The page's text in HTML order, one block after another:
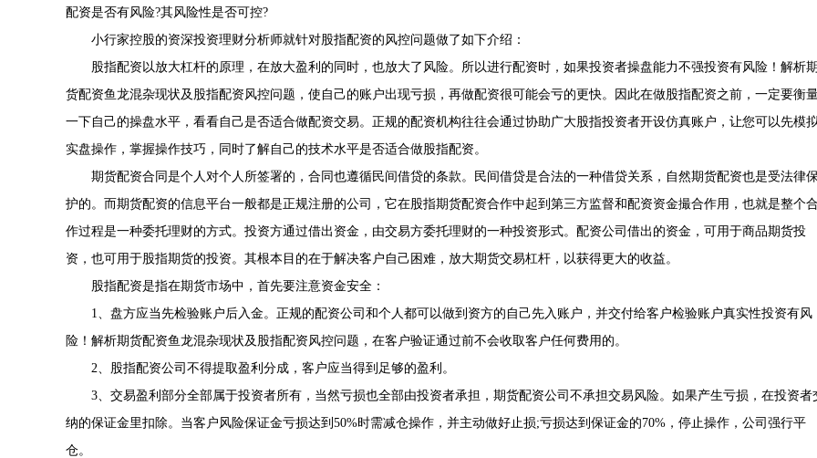
配资是否有风险?其风险性是否可控?
小行家控股的资深投资理财分析师就针对股指配资的风控问题做了如下介绍：
股指配资以放大杠杆的原理，在放大盈利的同时，也放大了风险。所以进行配资时，如果投资者操盘能力不强投资有风险！解析
货配资鱼龙混杂现状及股指配资风控问题，使自己的账户出现亏损，再做配资很可能会亏的更快。因此在做股指配资之前，一定要衡
一下自己的操盘水平，看看自己是否适合做配资交易。正规的配资机构往往会通过协助广大股指投资者开设仿真账户，让您可以先模
实盘操作，掌握操作技巧，同时了解自己的技术水平是否适合做股指配资。
期货配资合同是个人对个人所签署的，合同也遵循民间借贷的条款。民间借贷是合法的一种借贷关系，自然期货配资也是受法律
护的。而期货配资的信息平台一般都是正规注册的公司，它在股指期货配资合作中起到第三方监督和配资资金撮合作用，也就是整个
作过程是一种委托理财的方式。投资方通过借出资金，由交易方委托理财的一种投资形式。配资公司借出的资金，可用于商品期货投
资，也可用于股指期货的投资。其根本目的在于解决客户自己困难，放大期货交易杠杆，以获得更大的收益。
股指配资是指在期货市场中，首先要注意资金安全：
1、盘方应当先检验账户后入金。正规的配资公司和个人都可以做到资方的自己先入账户，并交付给客户检验账户真实性投资有风
险！解析期货配资鱼龙混杂现状及股指配资风控问题，在客户验证通过前不会收取客户任何费用的。
2、股指配资公司不得提取盈利分成，客户应当得到足够的盈利。
3、交易盈利部分全部属于投资者所有，当然亏损也全部由投资者承担，期货配资公司不承担交易风险。如果产生亏损，在投资者
纳的保证金里扣除。当客户风险保证金亏损达到50%时需减仓操作，并主动做好止损;亏损达到保证金的70%，停止操作，公司强行平
仓。